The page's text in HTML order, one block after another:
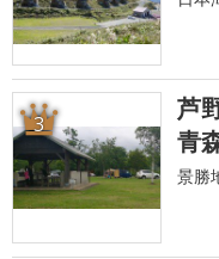
3
芦
青
景勝